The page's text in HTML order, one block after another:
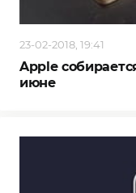
23-02-2018, 19:41
Apple
июне